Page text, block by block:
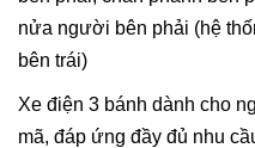
nửa người bên phải (hệ
bên trái)
Xe điện 3 bánh dành cho
mã, đáp ứng đầy đủ nhu